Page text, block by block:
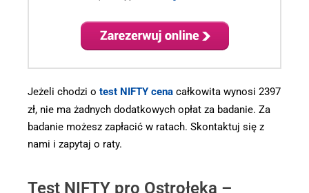
Jeżeli chodzi o test NIFTY cena całkowita wynosi 2397
zł, nie ma żadnych dodatkowych opłat za badanie. Za
badanie możesz zapłacić w ratach. Skontaktuj się z
nami i zapytaj o raty.
Test NIFTY pro Ostrołęka –